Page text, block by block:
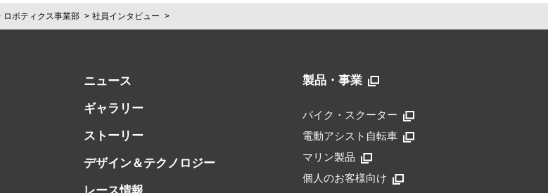
ロボティクス事業部 社員インタビュー
ニュース
ギャラリー
ストーリー
デザイン＆テクノロジー
製品・事業
バイク・スクーター
電動アシスト自転車
マリン製品
個人のお客様向け